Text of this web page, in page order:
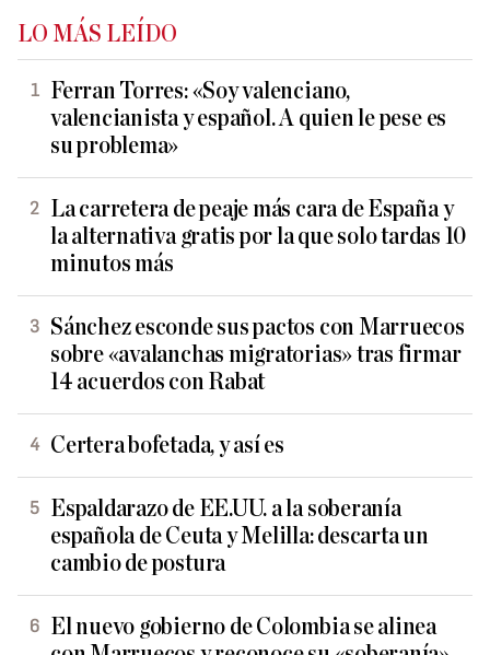
LO MÁS LEÍDO
Ferran Torres: «Soy valenciano,
valencianista y español. A quien le pese es
su problema»
La carretera de peaje más cara de España y
la alternativa gratis por la que solo tardas 10
minutos más
Sánchez esconde sus pactos con Marruecos
sobre «avalanchas migratorias» tras firmar
14 acuerdos con Rabat
Certera bofetada, y así es
Espaldarazo de EE.UU. a la soberanía
española de Ceuta y Melilla: descarta un
cambio de postura
El nuevo gobierno de Colombia se alinea